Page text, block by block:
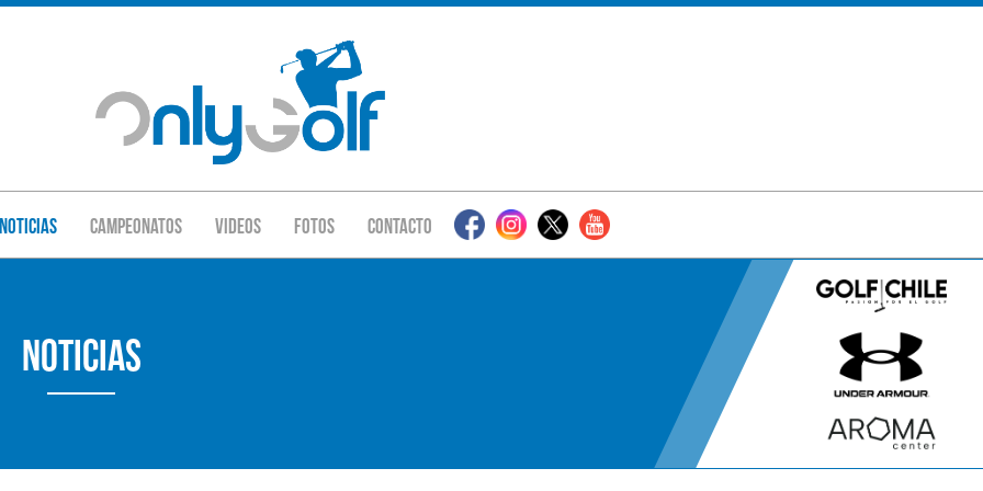
Noticias Campeonatos Videos Fotos Contacto
Noticias